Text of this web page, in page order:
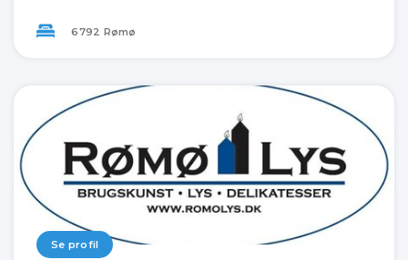
6792 Rømø
Se profil